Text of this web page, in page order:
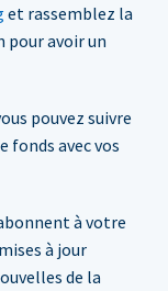
et rassemblez la
pour avoir un
pouvez suivre
fonds avec vos
à votre
à jour
de la